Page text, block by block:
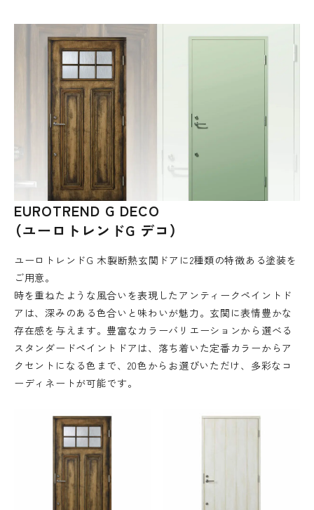
EUROTREND G DECO
（ユーロトレンドG デコ）
ユーロトレンドG 木製断熱玄関ドアに2種類の特徴ある塗装を
ご用意。
時を重ねたような風合いを表現したアンティークペイントド
アは、深みのある色合いと味わいが魅力。玄関に表情豊かな
存在感を与えます。豊富なカラーバリエーションから選べる
スタンダードペイントドアは、落ち着いた定番カラーからア
クセントになる色まで、20色からお選びいただけ、多彩なコ
ーディネートが可能です。